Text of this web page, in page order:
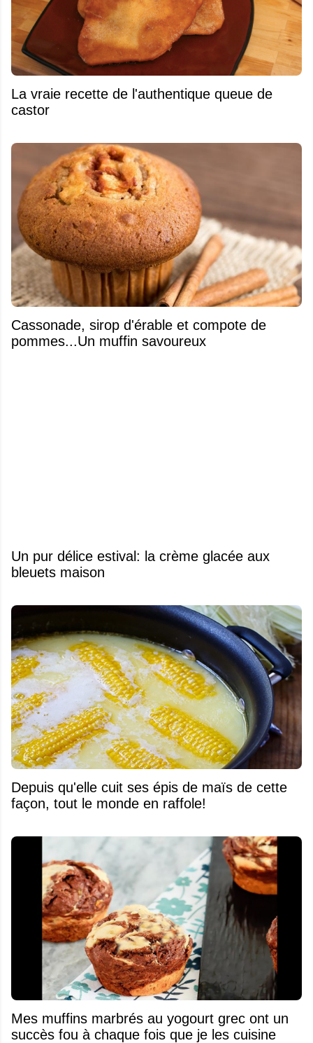
La vraie recette de l'authentique queue de
castor
​Cassonade, sirop d'érable et compote de
pommes...Un muffin savoureux
Un pur délice estival: la crème glacée aux
bleuets maison
Depuis qu'elle cuit ses épis de maïs de cette
façon, tout le monde en raffole!
Mes muffins marbrés au yogourt grec ont un
succès fou à chaque fois que je les cuisine